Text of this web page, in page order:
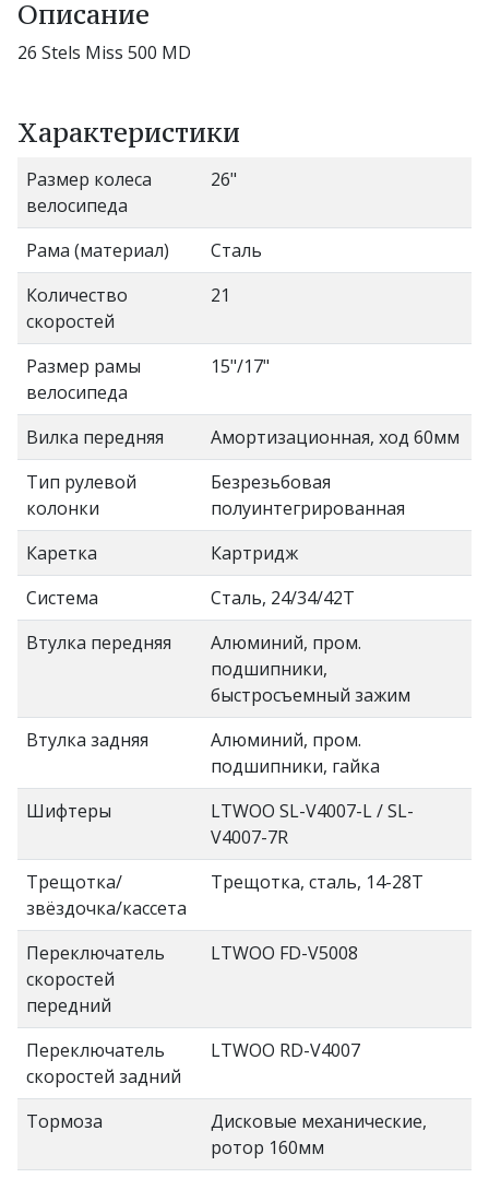
Описание
26 Stels Miss 500 MD
Характеристики
Размер колеса
велосипеда
26"
Рама (материал)
Сталь
Количество
скоростей
21
Размер рамы
велосипеда
15"/17"
Вилка передняя
Амортизационная, ход 60мм
Тип рулевой
колонки
Безрезьбовая
полуинтегрированная
Каретка
Картридж
Система
Сталь, 24/34/42Т
Втулка передняя
Алюминий, пром.
подшипники,
быстросъемный зажим
Втулка задняя
Алюминий, пром.
подшипники, гайка
Шифтеры
LTWOO SL-V4007-L / SL-
V4007-7R
Трещотка/
звёздочка/кассета
Трещотка, сталь, 14-28Т
Переключатель
скоростей
передний
LTWOO FD-V5008
Переключатель
скоростей задний
LTWOO RD-V4007
Тормоза
Дисковые механические,
ротор 160мм